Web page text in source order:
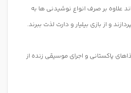
علاوه بر صرف انواع نوشیدنی ها به
و از بازی بیلیار و دارت لذت ببرند.
غذاهای پاکستانی و اجرای موسیقی زنده از